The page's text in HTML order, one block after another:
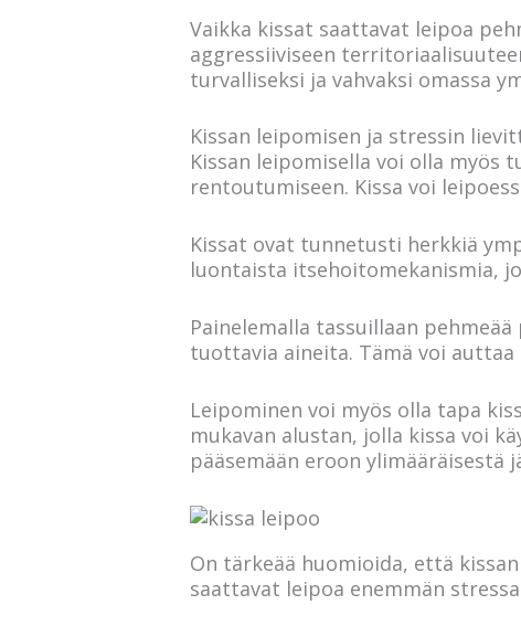
Vaikka kissat saattavat leipoa
aggressiiviseen
turvalliseksi ja vahvaksi omassa
Kissan leipomisen ja stressin
Kissan leipomisella voi olla
rentoutumiseen. Kissa voi
Kissat ovat tunnetusti herkkiä
luontaista itsehoitomekanismia,
Painelemalla tassuillaan
tuottavia aineita. Tämä voi
Leipominen voi myös olla tapa
mukavan alustan, jolla kissa voi
pääsemään eroon
On tärkeää huomioida, että
saattavat leipoa enemmän